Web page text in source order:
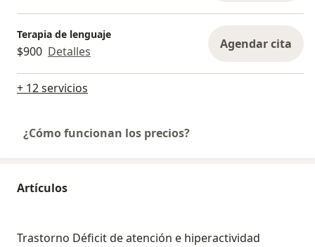
Terapia de lenguaje
$900 Detalles Agendar cita
+ 12 servicios
¿Cómo funcionan los precios?
Artículos
Trastorno Déficit de atención e hiperactividad